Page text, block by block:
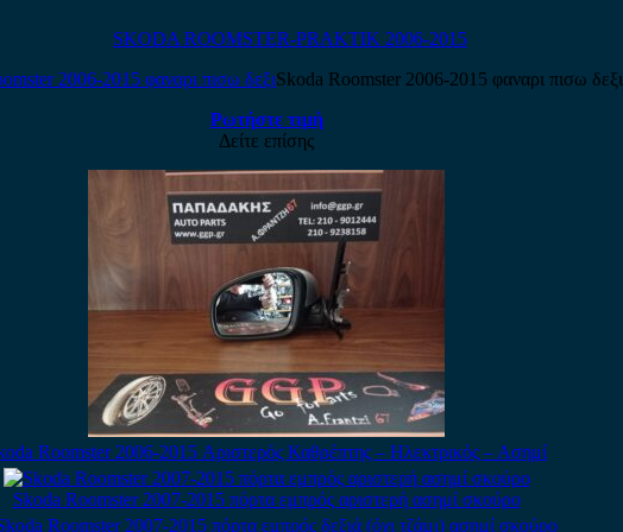
SKODA ROOMSTER-PRAKTIK 2006-2015
Skoda Roomster 2006-2015 φαναρι πισω δεξι
Ρωτήστε τιμή
Δείτε επίσης
Roomster 2006-2015 Αριστερός Καθρέπτης – Ηλεκτρικός – Ασημί
Skoda Roomster 2007-2015 πόρτα εμπρός αριστερή ασημί σκούρο